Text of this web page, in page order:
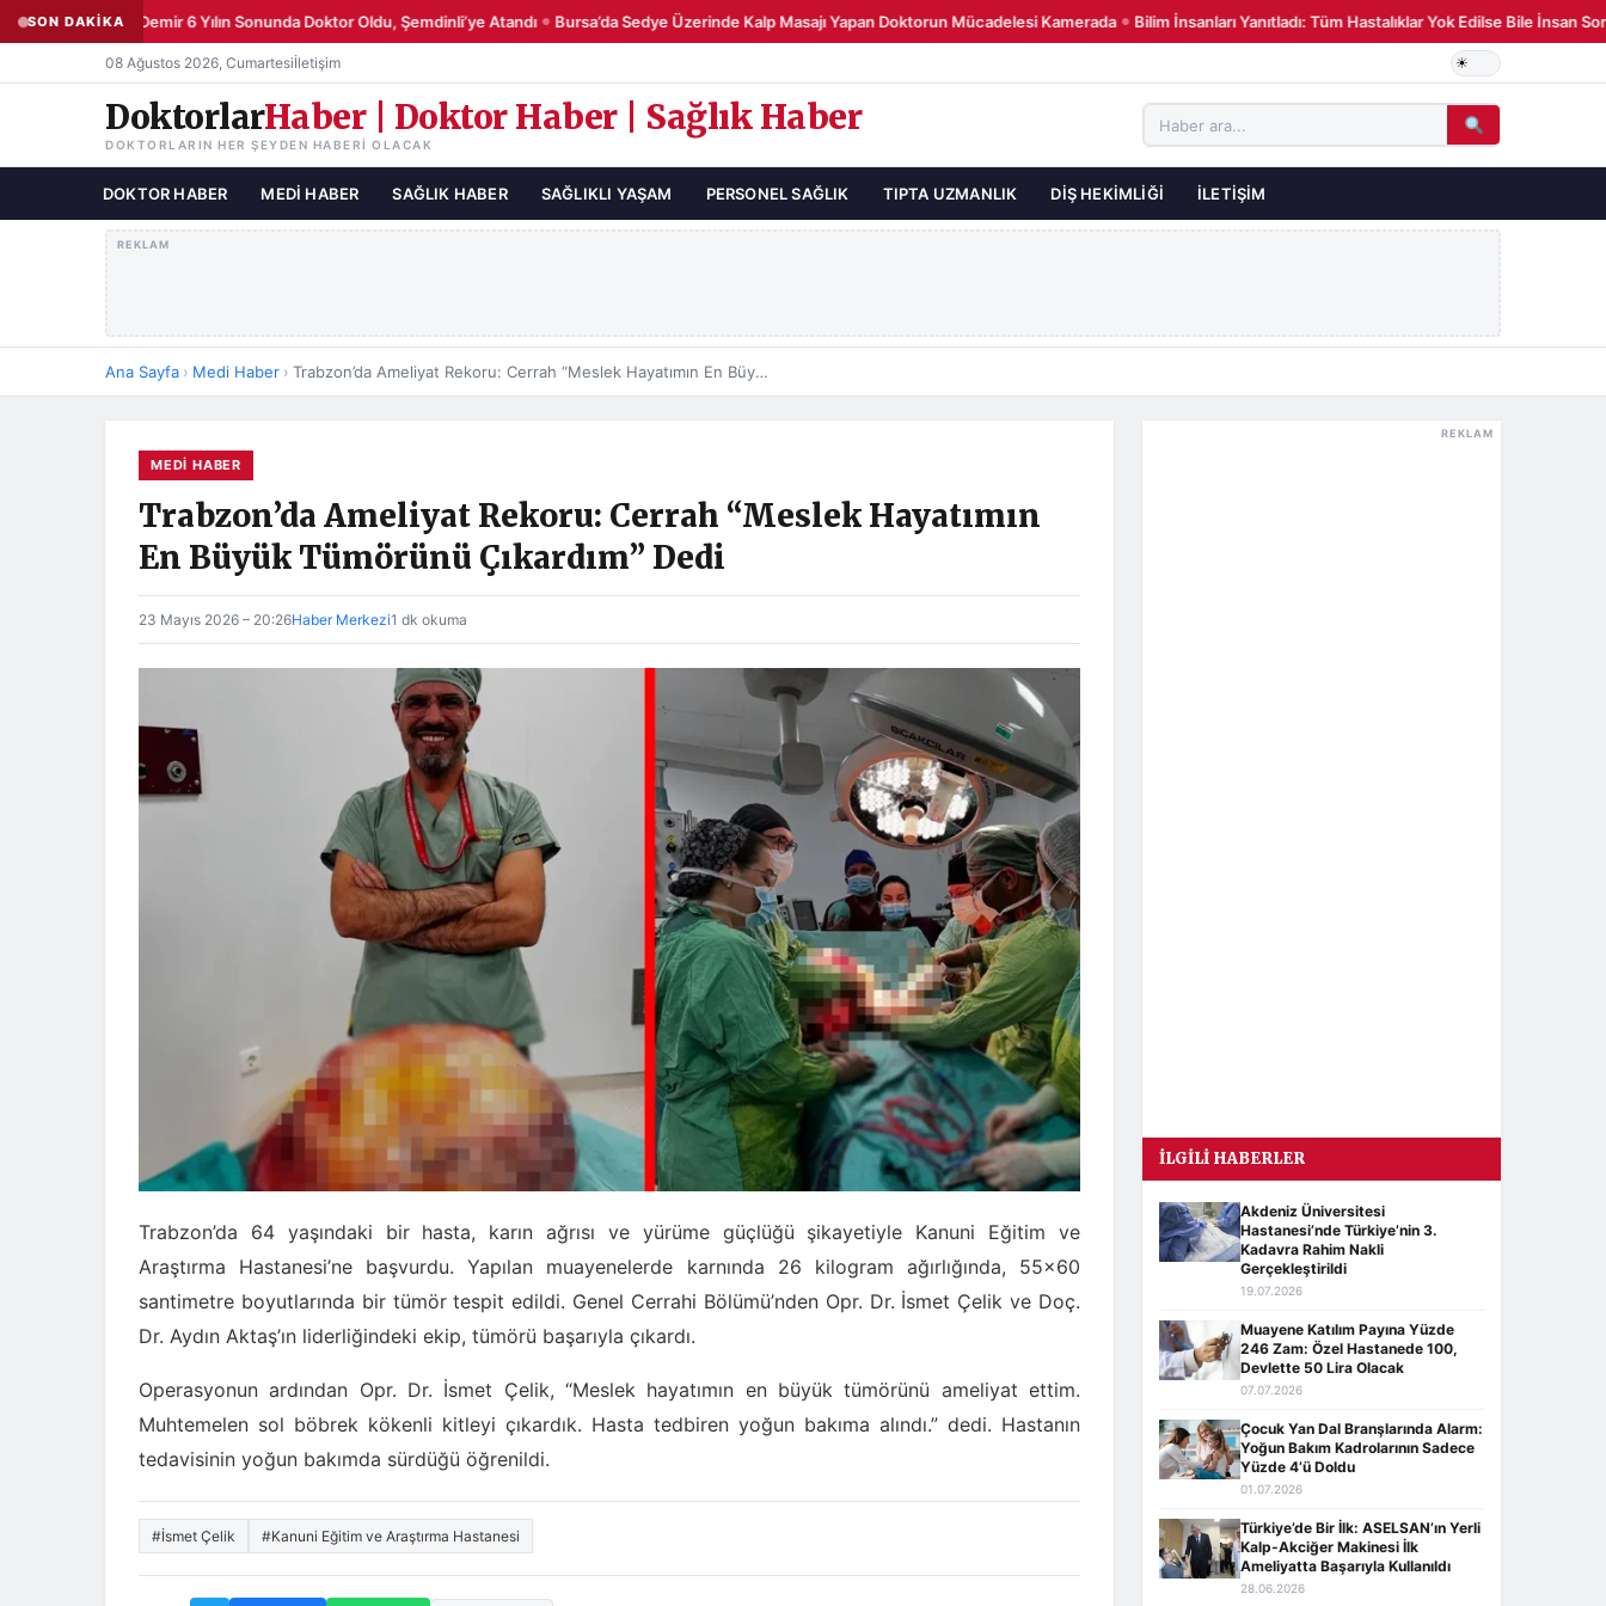
SON DAKİKA
Şemsettin Demir 6 Yılın Sonunda Doktor Oldu, Şemdinli’ye Atandı ● Bursa’da Sedye Üzerinde Kalp Masajı Yapan Doktorun Mücadelesi Kamerada ● Bilim İnsanları Yanıtladı: Tüm Hastalıklar Yok Edilse Bile İnsan
08 Ağustos 2026, Cumartesiİletişim
DoktorlarHaber | Doktor Haber | Sağlık Haber
DOKTORLARIN HER ŞEYDEN HABERI OLACAK
DOKTOR HABER MEDI HABER SAĞLIK HABER SAĞLIKLI YAŞAM PERSONEL SAĞLIK TIPTA UZMANLIK DIŞ HEKIMLIĞI İLETIŞIM
REKLAM
Ana Sayfa › Medi Haber › Trabzon’da Ameliyat Rekoru: Cerrah “Meslek Hayatımın En Büyük Tümörünü Çıkardım” Dedi
MEDI HABER
Trabzon’da Ameliyat Rekoru: Cerrah “Meslek Hayatımın
En Büyük Tümörünü Çıkardım” Dedi
23 Mayıs 2026 – 20:26Haber Merkezi1 dk okuma
Trabzon’da 64 yaşındaki bir hasta, karın ağrısı ve yürüme güçlüğü şikayetiyle Kanuni Eğitim ve
Araştırma Hastanesi’ne başvurdu. Yapılan muayenelerde karnında 26 kilogram ağırlığında, 55×60
santimetre boyutlarında bir tümör tespit edildi. Genel Cerrahi Bölümü’nden Opr. Dr. İsmet Çelik ve Doç.
Dr. Aydın Aktaş’ın liderliğindeki ekip, tümörü başarıyla çıkardı.
Operasyonun ardından Opr. Dr. İsmet Çelik, “Meslek hayatımın en büyük tümörünü ameliyat ettim.
Muhtemelen sol böbrek kökenli kitleyi çıkardık. Hasta tedbiren yoğun bakıma alındı.” dedi. Hastanın
tedavisinin yoğun bakımda sürdüğü öğrenildi.
#İsmet Çelik #Kanuni Eğitim ve Araştırma Hastanesi
REKLAM
İLGILI HABERLER
Akdeniz Üniversitesi
Hastanesi’nde Türkiye’nin 3.
Kadavra Rahim Nakli
Gerçekleştirildi
19.07.2026
Muayene Katılım Payına Yüzde
246 Zam: Özel Hastanede 100,
Devlette 50 Lira Olacak
07.07.2026
Çocuk Yan Dal Branşlarında Alarm:
Yoğun Bakım Kadrolarının Sadece
Yüzde 4’ü Doldu
01.07.2026
Türkiye’de Bir İlk: ASELSAN’ın Yerli
Kalp-Akciğer Makinesi İlk
Ameliyatta Başarıyla Kullanıldı
28.06.2026